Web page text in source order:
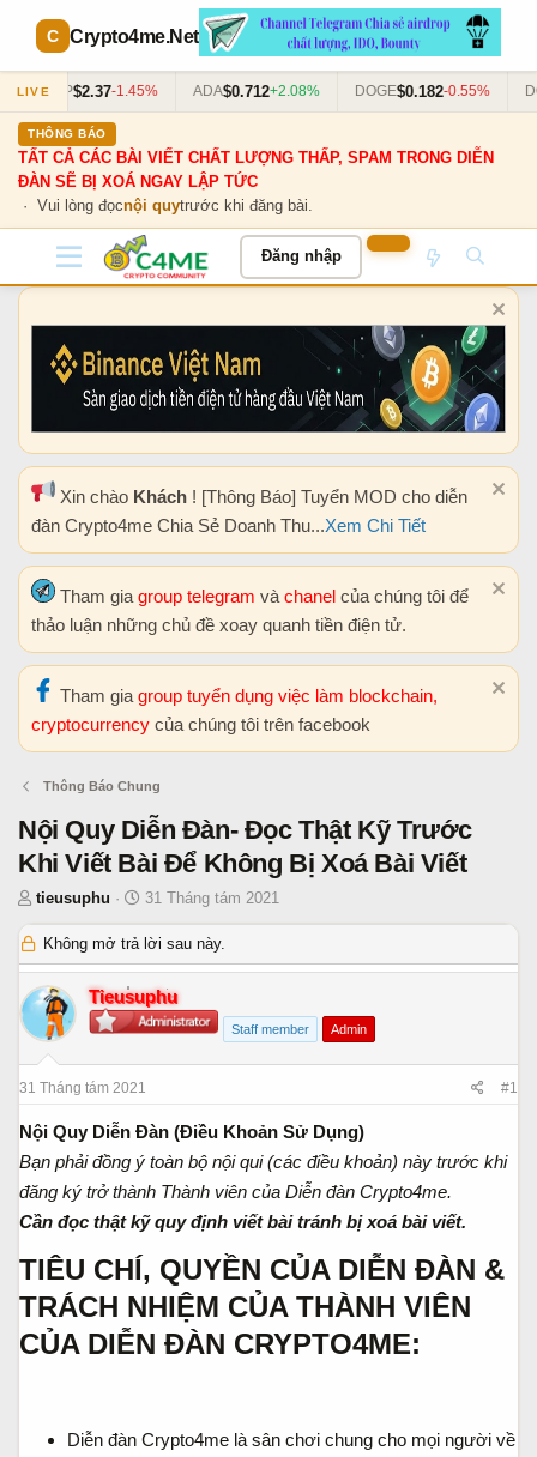
Crypto4me.Net
LIVE
XRP $2.37-1.45% ADA$0.712+2.08% DOGE$0.182-0.55% DOT
THÔNG BÁO
TẤT CẢ CÁC BÀI VIẾT CHẤT LƯỢNG THẤP, SPAM TRONG DIỄN
ĐÀN SẼ BỊ XOÁ NGAY LẬP TỨC
· Vui lòng đọcnội quytrước khi đăng bài.
Đăng nhập
Xin chào Khách ! [Thông Báo] Tuyển MOD cho diễn
đàn Crypto4me Chia Sẻ Doanh Thu...Xem Chi Tiết
Tham gia group telegram và chanel của chúng tôi để
thảo luận những chủ đề xoay quanh tiền điện tử.
Tham gia group tuyển dụng việc làm blockchain,
cryptocurrency của chúng tôi trên facebook
Thông Báo Chung
Nội Quy Diễn Đàn- Đọc Thật Kỹ Trước
Khi Viết Bài Để Không Bị Xoá Bài Viết
T
h
r
e
a
d
s
t
a
t
e
r
tieusuphu
N
g
à
y
b
ắ
đ
ầ
31 Tháng tám 2021
Không mở trả lời sau này.
Tieusuphu
Staff member Admin
31 Tháng tám 2021 #1
Nội Quy Diễn Đàn (Điều Khoản Sử Dụng)
Bạn phải đồng ý toàn bộ nội qui (các điều khoản) này trước khi
đăng ký trở thành Thành viên của Diễn đàn Crypto4me.
Cần đọc thật kỹ quy định viết bài tránh bị xoá bài viết.
TIÊU CHÍ, QUYỀN CỦA DIỄN ĐÀN &
TRÁCH NHIỆM CỦA THÀNH VIÊN
CỦA DIỄN ĐÀN CRYPTO4ME:
Diễn đàn Crypto4me là sân chơi chung cho mọi người về